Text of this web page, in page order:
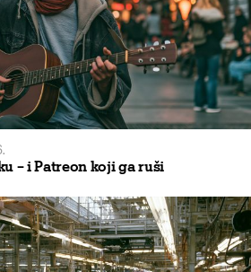
– i Patreon koji ga ruši